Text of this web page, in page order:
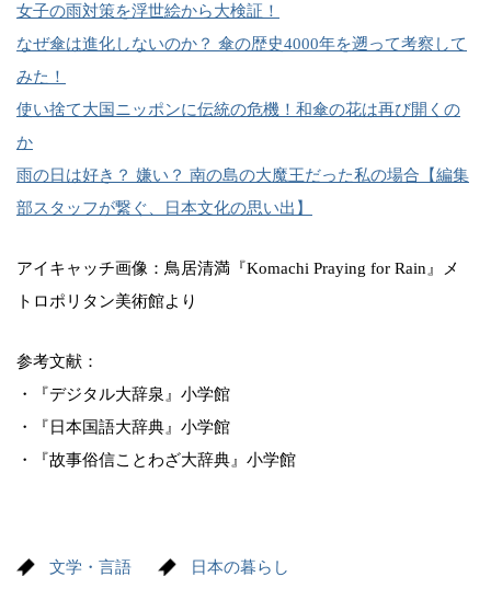
女子の雨対策を浮世絵から大検証！
なぜ傘は進化しないのか？ 傘の歴史4000年を遡って考察して
みた！
使い捨て大国ニッポンに伝統の危機！和傘の花は再び開くの
か
雨の日は好き？ 嫌い？ 南の島の大魔王だった私の場合【編集
部スタッフが繋ぐ、日本文化の思い出】
アイキャッチ画像：鳥居清満『Komachi Praying for Rain』メ
トロポリタン美術館より
参考文献：
・『デジタル大辞泉』小学館
・『日本国語大辞典』小学館
・『故事俗信ことわざ大辞典』小学館
文学・言語 日本の暮らし